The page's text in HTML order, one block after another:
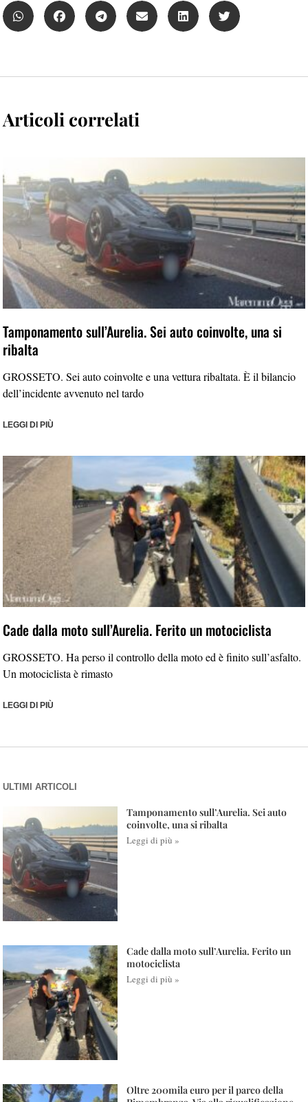
Articoli correlati
Tamponamento sull’Aurelia. Sei auto coinvolte, una si
ribalta
GROSSETO. Sei auto coinvolte e una vettura ribaltata. È il bilancio
dell’incidente avvenuto nel tardo
LEGGI DI PIÙ
Cade dalla moto sull’Aurelia. Ferito un motociclista
GROSSETO. Ha perso il controllo della moto ed è finito sull’asfalto.
Un motociclista è rimasto
LEGGI DI PIÙ
ULTIMI ARTICOLI
Tamponamento sull’Aurelia. Sei auto
coinvolte, una si ribalta
Leggi di più »
Cade dalla moto sull’Aurelia. Ferito un
motociclista
Leggi di più »
Oltre 200mila euro per il parco della